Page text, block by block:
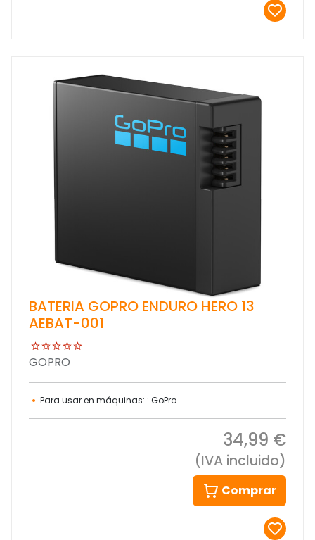
BATERIA GOPRO ENDURO HERO 13
AEBAT-001
GOPRO
Para usar en máquinas: : GoPro
34,99 €
(IVA incluido)
Comprar